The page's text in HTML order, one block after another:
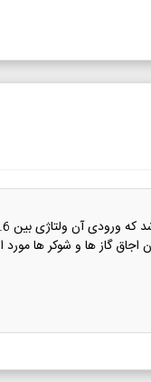
گاز ها و شوکر ها مورد